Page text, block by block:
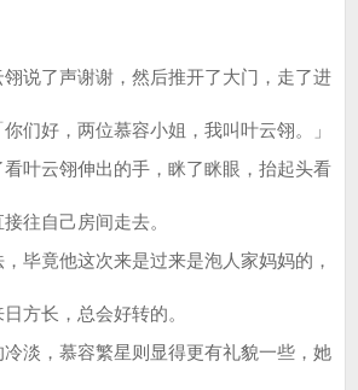
了声谢谢，然后推开了大门，走了进
们好，两位慕容小姐，我叫叶云翎。」
云翎伸出的手，眯了眯眼，抬起头看
往自己房间走去。
竟他这次来是过来是泡人家妈妈的，
方长，总会好转的。
，慕容繁星则显得更有礼貌一些，她